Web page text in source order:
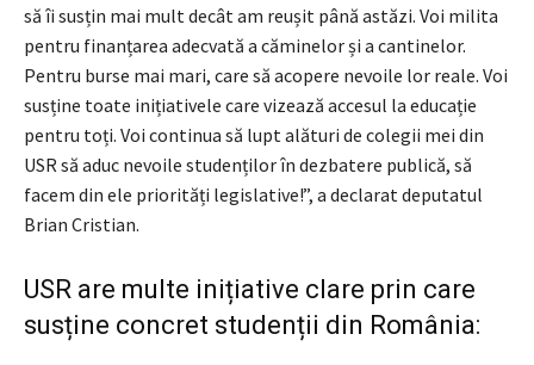
să îi susțin mai mult decât am reușit până astăzi. Voi milita
pentru finanțarea adecvată a căminelor și a cantinelor.
Pentru burse mai mari, care să acopere nevoile lor reale. Voi
susține toate inițiativele care vizează accesul la educație
pentru toți. Voi continua să lupt alături de colegii mei din
USR să aduc nevoile studenților în dezbatere publică, să
facem din ele priorități legislative!”, a declarat deputatul
Brian Cristian.
USR are multe inițiative clare prin care
susține concret studenții din România: